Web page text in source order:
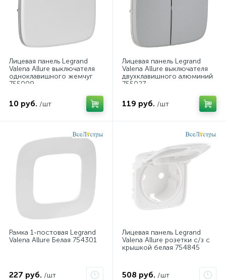
Лицевая панель Legrand
Valena Allure выключателя
одноклавишного жемчуг
755009
10 руб. /шт
Лицевая панель Legrand
Valena Allure выключателя
двухклавишного алюминий
755027
119 руб. /шт
Рамка 1-постовая Legrand
Valena Allure Белая 754301
227 руб. /шт
Лицевая панель Legrand
Valena Allure розетки с/з с
крышкой белая 754845
508 руб. /шт